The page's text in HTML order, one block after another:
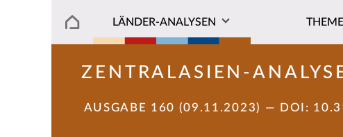
LÄNDER-ANALYSEN
ZENTRALASIEN-
AUSGABE 160 (09.11.2023) — DOI: